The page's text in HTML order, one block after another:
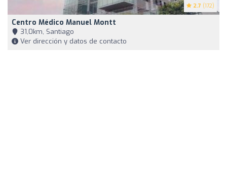
2.7 (172)
Centro Médico Manuel Montt
31,0km, Santiago
Ver dirección y datos de contacto